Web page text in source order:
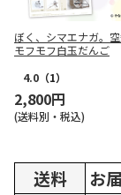
ぼく、シマエナガ。
モフモフ白玉だんご
4.0 （1）
2,800円
(送料別・税込)
送料
お